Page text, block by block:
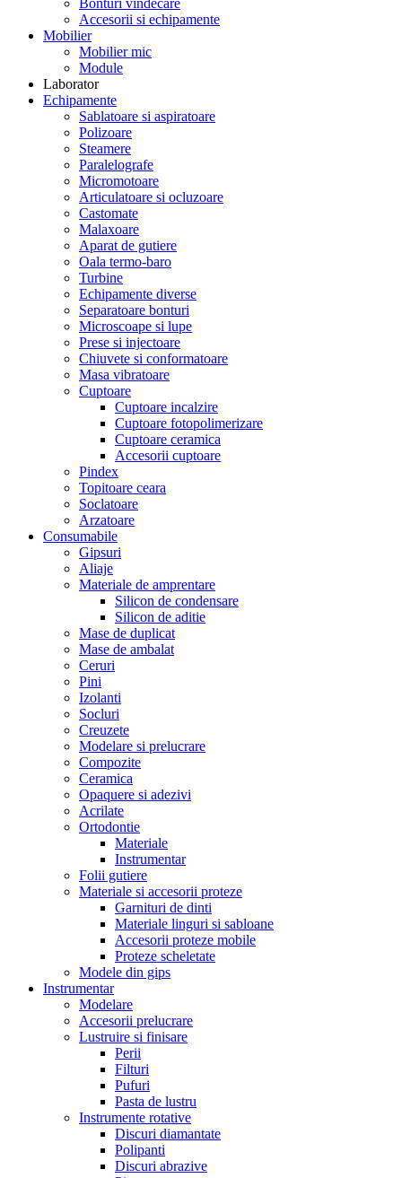
Bonturi vindecare
Accesorii si echipamente
Mobilier
Mobilier mic
Module
Laborator
Echipamente
Sablatoare si aspiratoare
Polizoare
Steamere
Paralelografe
Micromotoare
Articulatoare si ocluzoare
Castomate
Malaxoare
Aparat de gutiere
Oala termo-baro
Turbine
Echipamente diverse
Separatoare bonturi
Microscoape si lupe
Prese si injectoare
Chiuvete si conformatoare
Masa vibratoare
Cuptoare
Cuptoare incalzire
Cuptoare fotopolimerizare
Cuptoare ceramica
Accesorii cuptoare
Pindex
Topitoare ceara
Soclatoare
Arzatoare
Consumabile
Gipsuri
Aliaje
Materiale de amprentare
Silicon de condensare
Silicon de aditie
Mase de duplicat
Mase de ambalat
Ceruri
Pini
Izolanti
Socluri
Creuzete
Modelare si prelucrare
Compozite
Ceramica
Opaquere si adezivi
Acrilate
Ortodontie
Materiale
Instrumentar
Folii gutiere
Materiale si accesorii proteze
Garnituri de dinti
Materiale linguri si sabloane
Accesorii proteze mobile
Proteze scheletate
Modele din gips
Instrumentar
Modelare
Accesorii prelucrare
Lustruire si finisare
Perii
Filturi
Pufuri
Pasta de lustru
Instrumente rotative
Discuri diamantate
Polipanti
Discuri abrazive